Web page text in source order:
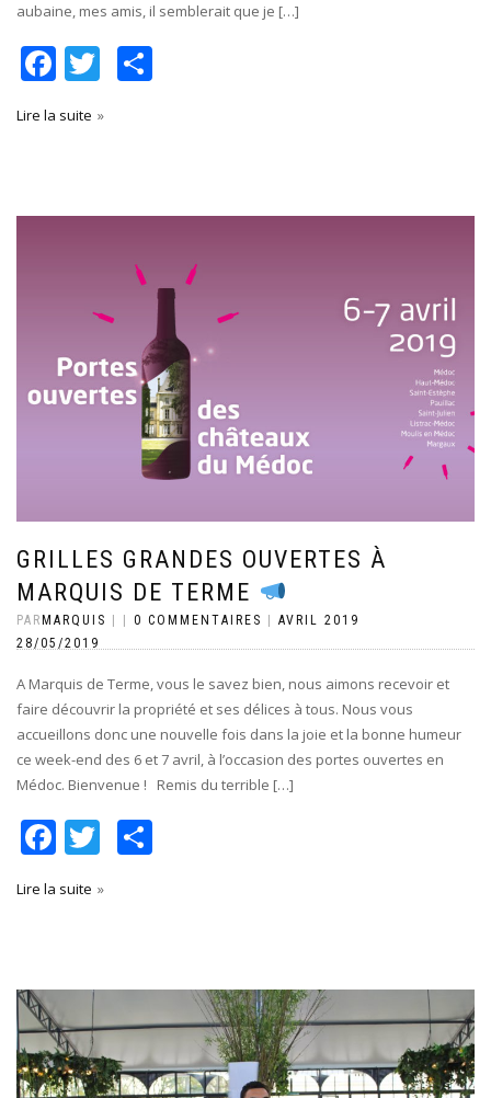
aubaine, mes amis, il semblerait que je […]
Facebook
Twitter
Lire la suite
GRILLES GRANDES OUVERTES À
MARQUIS DE TERME
PAR MARQUIS
28/05/2019
0 COMMENTAIRES AVRIL 2019
A Marquis de Terme, vous le savez bien, nous aimons recevoir et
faire découvrir la propriété et ses délices à tous. Nous vous
accueillons donc une nouvelle fois dans la joie et la bonne humeur
ce week-end des 6 et 7 avril, à l’occasion des portes ouvertes en
Médoc. Bienvenue ! Remis du terrible […]
Facebook
Twitter
Lire la suite